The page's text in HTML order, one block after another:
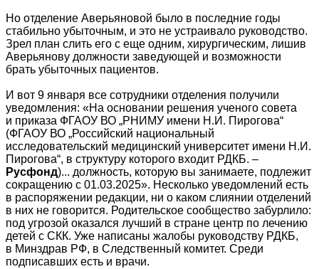
Но отделение Аверьяновой было в последние годы
стабильно убыточным, и это не устраивало руководство.
Зрел план слить его с еще одним, хирургическим, лишив
Аверьянову должности заведующей и возможности
брать убыточных пациентов.
И вот 9 января все сотрудники отделения получили
уведомления: «На основании решения ученого совета
и приказа ФГАОУ ВО „РНИМУ имени Н.И. Пирогова“
(ФГАОУ ВО „Российский национальный
исследовательский медицинский университет имени Н.И.
Пирогова“, в структуру которого входит РДКБ. –
Русфонд)... должность, которую вы занимаете, подлежит
сокращению с 01.03.2025». Несколько уведомлений есть
в распоряжении редакции, ни о каком слиянии отделений
в них не говорится. Родительское сообщество забурлило:
под угрозой оказался лучший в стране центр по лечению
детей с СКК. Уже написаны жалобы руководству РДКБ,
в Минздрав РФ, в Следственный комитет. Среди
подписавших есть и врачи.